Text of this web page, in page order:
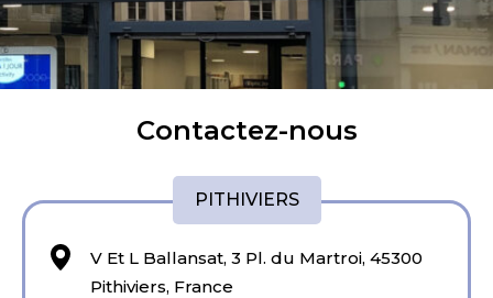
Contactez-nous
PITHIVIERS
V Et L Ballansat, 3 Pl. du Martroi, 45300
Pithiviers, France